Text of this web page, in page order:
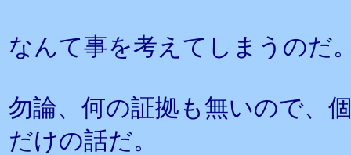
なんて事を考えてしまうのだ
勿論、何の証拠も無いので、
だけの話だ。